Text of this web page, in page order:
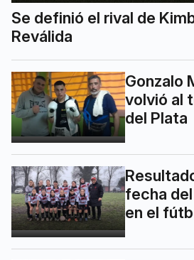
Se definió el rival de
Reválida
Gonzalo
volvió al
del Plata
fecha
en el